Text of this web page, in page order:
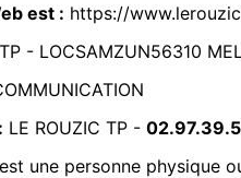
est : https://
- LOCSAMZUN56310
LE ROUZIC TP -
une personne physique